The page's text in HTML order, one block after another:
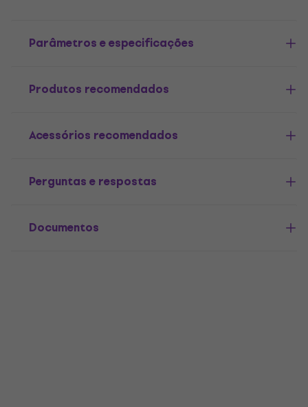
Parâmetros e especificações
Produtos recomendados
Acessórios recomendados
Perguntas e respostas
Documentos